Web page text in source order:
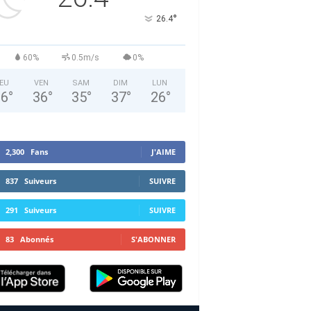
26.4°
60% 0.5m/s 0%
°
VEN
36°
SAM
35°
DIM
37°
LUN
26°
2,300 Fans J'AIME
837 Suiveurs SUIVRE
291 Suiveurs SUIVRE
83 Abonnés S'ABONNER